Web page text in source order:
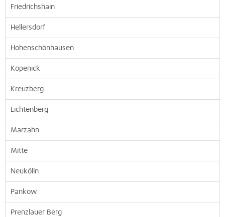
Friedrichshain
Hellersdorf
Hohenschönhausen
Köpenick
Kreuzberg
Lichtenberg
Marzahn
Mitte
Neukölln
Pankow
Prenzlauer Berg